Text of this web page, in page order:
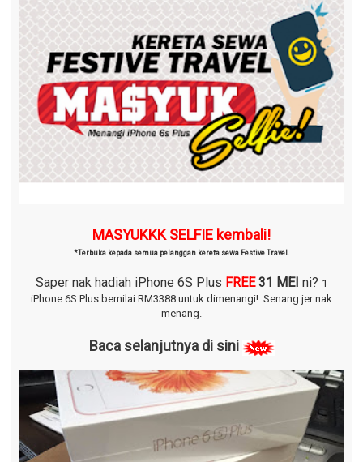
MASYUKKK SELFIE kembali!
*Terbuka kepada semua pelanggan kereta sewa Festive Travel.
Saper nak hadiah iPhone 6S Plus FREE 31 MEI ni? 1
iPhone 6S Plus bernilai RM3388 untuk dimenangi!. Senang jer nak
menang.
Baca selanjutnya di sini